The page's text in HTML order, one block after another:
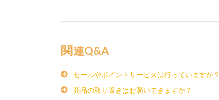
関連Q&A
セールやポイントサービスは行っていますか？
商品の取り置きはお願いできますか？